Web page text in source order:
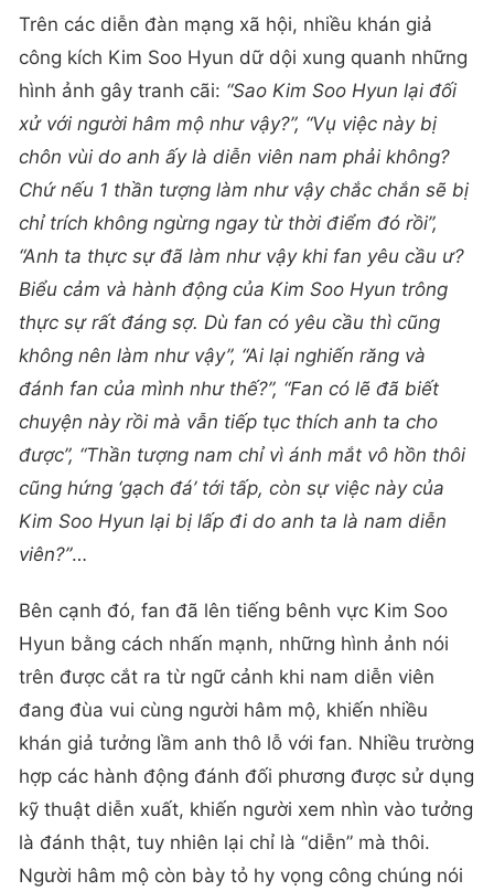
Trên các diễn đàn mạng xã hội, nhiều khán giả
công kích Kim Soo Hyun dữ dội xung quanh những
hình ảnh gây tranh cãi: “Sao Kim Soo Hyun lại đối
xử với người hâm mộ như vậy?”, “Vụ việc này bị
chôn vùi do anh ấy là diễn viên nam phải không?
Chứ nếu 1 thần tượng làm như vậy chắc chắn sẽ bị
chỉ trích không ngừng ngay từ thời điểm đó rồi”,
“Anh ta thực sự đã làm như vậy khi fan yêu cầu ư?
Biểu cảm và hành động của Kim Soo Hyun trông
thực sự rất đáng sợ. Dù fan có yêu cầu thì cũng
không nên làm như vậy”, “Ai lại nghiến răng và
đánh fan của mình như thế?”, “Fan có lẽ đã biết
chuyện này rồi mà vẫn tiếp tục thích anh ta cho
được”, “Thần tượng nam chỉ vì ánh mắt vô hồn thôi
cũng hứng ‘gạch đá’ tới tấp, còn sự việc này của
Kim Soo Hyun lại bị lấp đi do anh ta là nam diễn
viên?”…
Bên cạnh đó, fan đã lên tiếng bênh vực Kim Soo
Hyun bằng cách nhấn mạnh, những hình ảnh nói
trên được cắt ra từ ngữ cảnh khi nam diễn viên
đang đùa vui cùng người hâm mộ, khiến nhiều
khán giả tưởng lầm anh thô lỗ với fan. Nhiều trường
hợp các hành động đánh đối phương được sử dụng
kỹ thuật diễn xuất, khiến người xem nhìn vào tưởng
là đánh thật, tuy nhiên lại chỉ là “diễn” mà thôi.
Người hâm mộ còn bày tỏ hy vọng công chúng nói